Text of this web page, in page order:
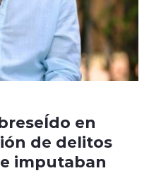
en
de delitos
imputaban